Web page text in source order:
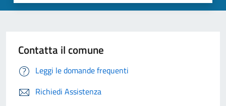
Contatta il comune
Leggi le domande frequenti
Richiedi Assistenza